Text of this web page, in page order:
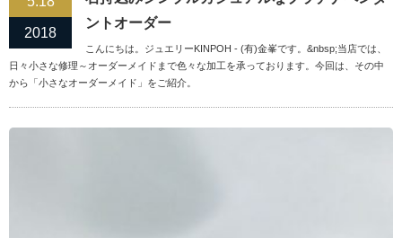
2018
ントオーダー
こんにちは。ジュエリーKINPOH - (有)金峯です。&nbsp;当店では、
日々小さな修理～オーダーメイドまで色々な加工を承っております。今回は、その中
から「小さなオーダーメイド」をご紹介。